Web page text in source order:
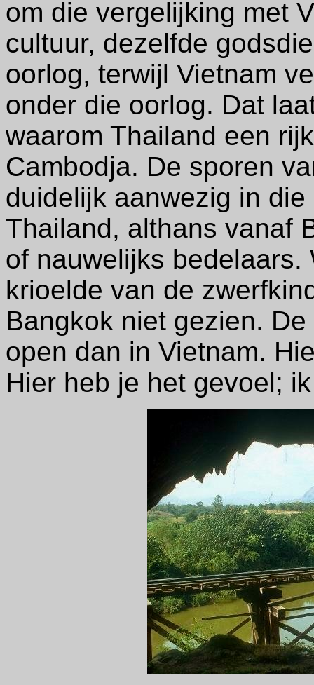
om die vergelijking met
cultuur, dezelfde
oorlog, terwijl Vietnam
onder die oorlog. Dat
waarom Thailand een
Cambodja. De sporen
duidelijk aanwezig in
Thailand, althans vanaf
of nauwelijks
krioelde van de
Bangkok niet gezien.
open dan in Vietnam.
Hier heb je het gevoel;